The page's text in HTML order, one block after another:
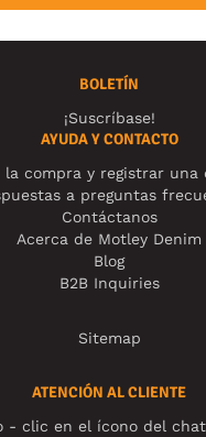
BOLETÍN
¡Suscríbase!
AYUDA Y CONTACTO
la compra y registrar una
a preguntas
Contáctanos
Acerca de Motley Denim
Blog
B2B Inquiries
Sitemap
ATENCIÓN AL CLIENTE
- clic en el ícono del